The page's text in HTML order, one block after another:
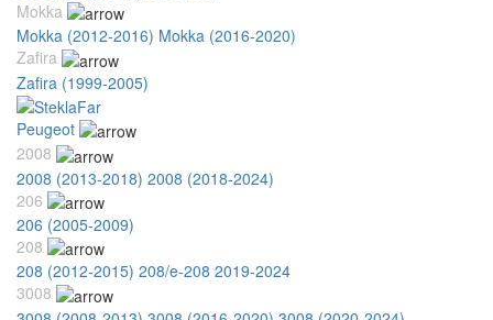
Mokka
Mokka (2012-2016) Mokka (2016-2020)
Zafira
Zafira (1999-2005)
Peugeot
2008
2008 (2013-2018) 2008 (2018-2024)
206
206 (2005-2009)
208
208 (2012-2015) 208/e-208 2019-2024
3008